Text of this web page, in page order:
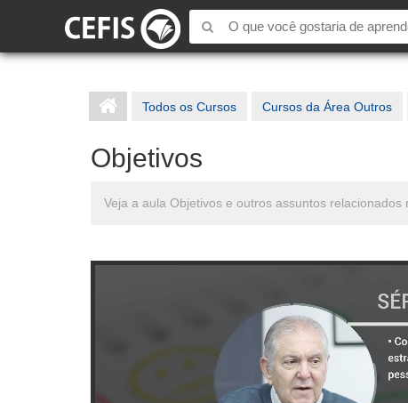
Todos os Cursos Cursos da Área Outros
Objetivos
Veja a aula Objetivos e outros assuntos